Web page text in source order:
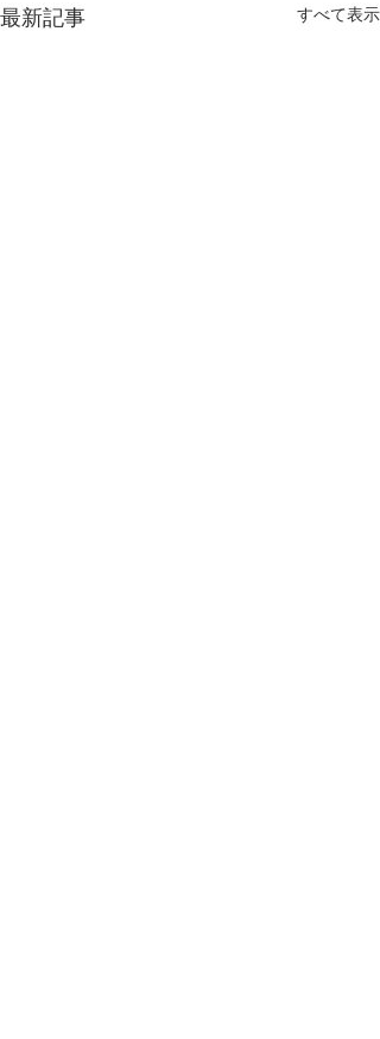
最新記事 すべて表示